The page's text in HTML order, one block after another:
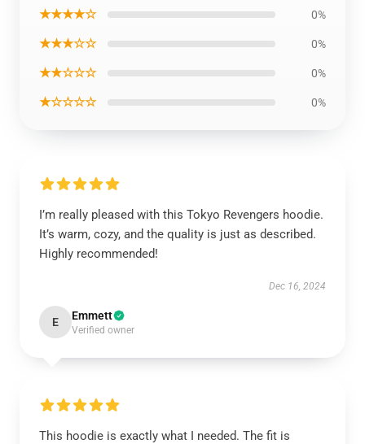
★★★★☆ 0%
★★★☆☆ 0%
★★☆☆☆ 0%
★☆☆☆☆ 0%
I’m really pleased with this Tokyo Revengers hoodie.
It’s warm, cozy, and the quality is just as described.
Highly recommended!
Dec 16, 2024
E Emmett
Verified owner
This hoodie is exactly what I needed. The fit is